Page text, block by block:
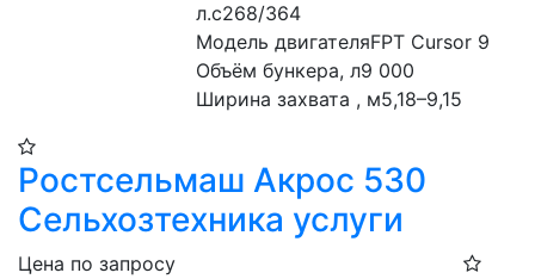
л.с268/364
Модель двигателяFPT Cursor 9
Объём бункера, л9 000
Ширина захвата , м5,18–9,15
Ростсельмаш Акрос 530
Сельхозтехника услуги
Цена по запросу